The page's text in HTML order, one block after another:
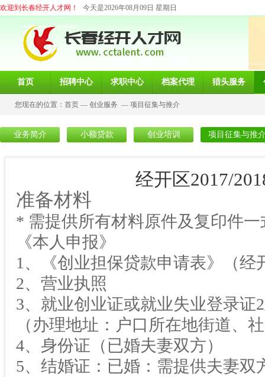
欢迎到长春经开人才网！ 今天是2026年08月09日 星期日
首页 招聘中心 求职中心 档案代理 猎头服务
您现在的位置： 首页 — 创业服务 — 项目征集与推介
业务简介 小额贷款 创业培训 项目征集与推
经开区2017/
准备材料
* 需提供所有材料原件及复印件一
《本人申报》
1、《创业担保贷款申请表》（经
2、营业执照
3、就业创业证或就业失业登录证
（办理地址：户口所在地街道、
4、身份证（已婚夫妻双方）
5、结婚证：已婚：需提供夫妻双